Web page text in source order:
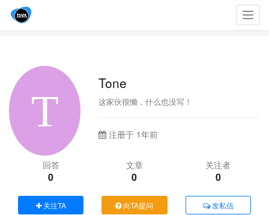
Tone
这家伙很懒，什么也没写！
注册于 1年前
回答
0
文章
0
关注者
0
关注TA 向TA提问 发私信